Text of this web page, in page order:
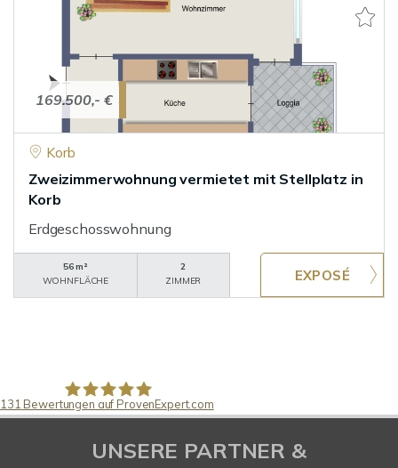
169.500,- €
Korb
Zweizimmerwohnung vermietet mit Stellplatz in
Korb
Erdgeschosswohnung
56 m²
WOHNFLÄCHE
2
ZIMMER
Pfund Immobilien
131 Bewertungen auf ProvenExpert.com
UNSERE PARTNER &